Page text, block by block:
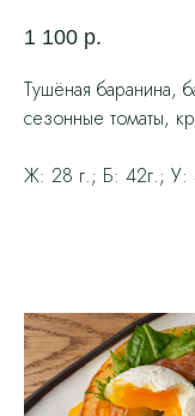
1 100 р.
Тушёная баранина,
сезонные томаты,
Ж: 28 г.; Б: 42г.; У: